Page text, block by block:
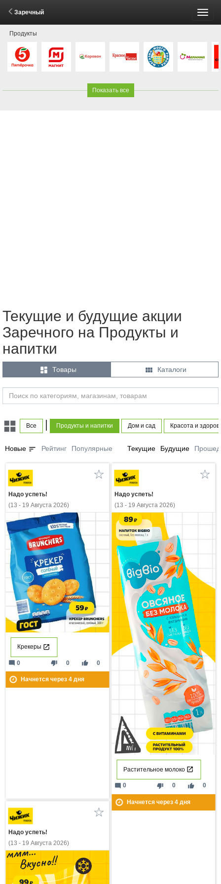
Заречный
Продукты
Показать все
Текущие и будущие акции
Заречного на Продукты и
напитки
 Товары  Каталоги
Все Продукты и напитки Дом и сад Красота и
Новые sort Рейтинг Популярные Текущие Будущие
Надо успеть!
(13 - 19 Августа 2026)
Крекеры
thumb_down 0 thumb_up 0
mode_comment 0
Начнется через 4дня
Надо успеть!
(13 - 19 Августа 2026)
Растительное молоко
thumb_down 0 thumb_up 0
mode_comment 0
Начнется через 4дня
Надо успеть!
(13 - 19 Августа 2026)